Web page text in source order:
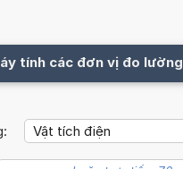
tính các đơn vị đo lường